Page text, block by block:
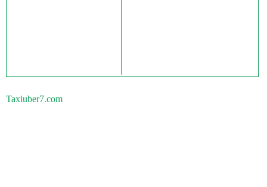
Taxiuber7.com